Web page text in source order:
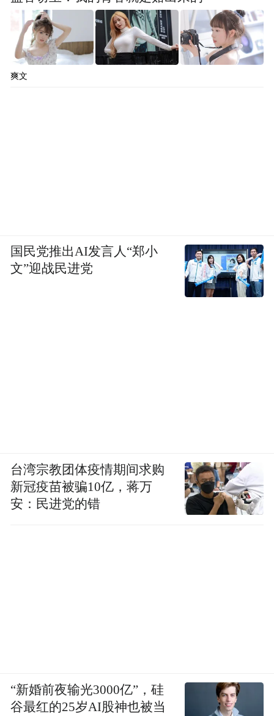
爽文
国民党推出AI发言人“郑小
文”迎战民进党
台湾宗教团体疫情期间求购
新冠疫苗被骗10亿，蒋万
安：民进党的错
“新婚前夜输光3000亿”，硅
谷最红的25岁AI股神也被当